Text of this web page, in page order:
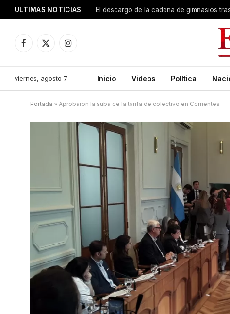
ULTIMAS NOTICIAS El descargo de la cadena de gimnasios
Facebook
X
Instagram
viernes, agosto 7 Inicio Videos Política
Portada » Aprobaron la suba de la tarifa de colectivo en Corrientes